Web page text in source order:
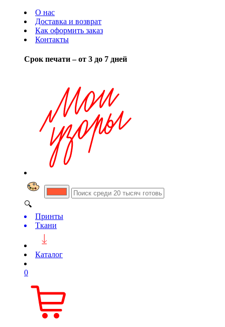
О нас
Доставка и возврат
Как оформить заказ
Контакты
Срок печати – от 3 до 7 дней
🔍
Принты
Ткани
Каталог
0